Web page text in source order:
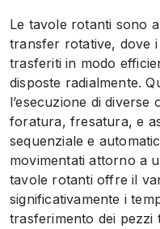
Le tavole rotanti sono
transfer rotative, dove
trasferiti in modo
disposte radialmente.
l’esecuzione di
foratura, fresatura, e
sequenziale e
movimentati attorno a
tavole rotanti offre il
significativamente i
trasferimento dei pezzi